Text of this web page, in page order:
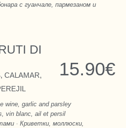
с гуанчале, пармезаном и
DI
CALAMAR,
15.90€
wine, garlic and parsley
vin blanc, ail et persil
· Криветки, моллюски,